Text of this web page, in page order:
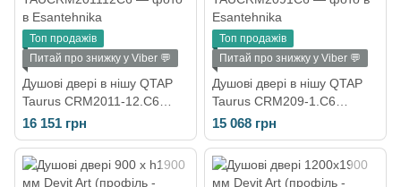
Топ продажів
Питай про знижку у Viber 💬
Душові двері в нішу QTAP
Taurus CRM2011-12.C6
профіль 110-120х185 см
скло 6 мм розсувні
TAUCRM201112C6
16 151 грн
Топ продажів
Питай про знижку у Viber 💬
Душові двері в нішу QTAP
Taurus CRM209-1.C6
профіль 90-100х185 см
скло 6 мм розсувні
TAUCRM2091C6
15 068 грн